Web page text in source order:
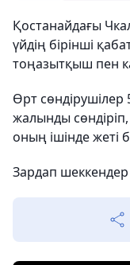
Қостанайдағы
үйдің бірінші
тоңазытқыш пен
Өрт
жалынды
оның ішінде жеті
Зардап